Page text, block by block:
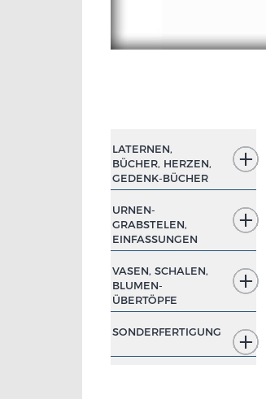
LATERNEN,
BÜCHER, HERZEN,
GEDENK-BÜCHER
URNEN-
GRABSTELEN,
EINFASSUNGEN
VASEN, SCHALEN,
BLUMEN-
ÜBERTÖPFE
SONDERFERTIGUNG